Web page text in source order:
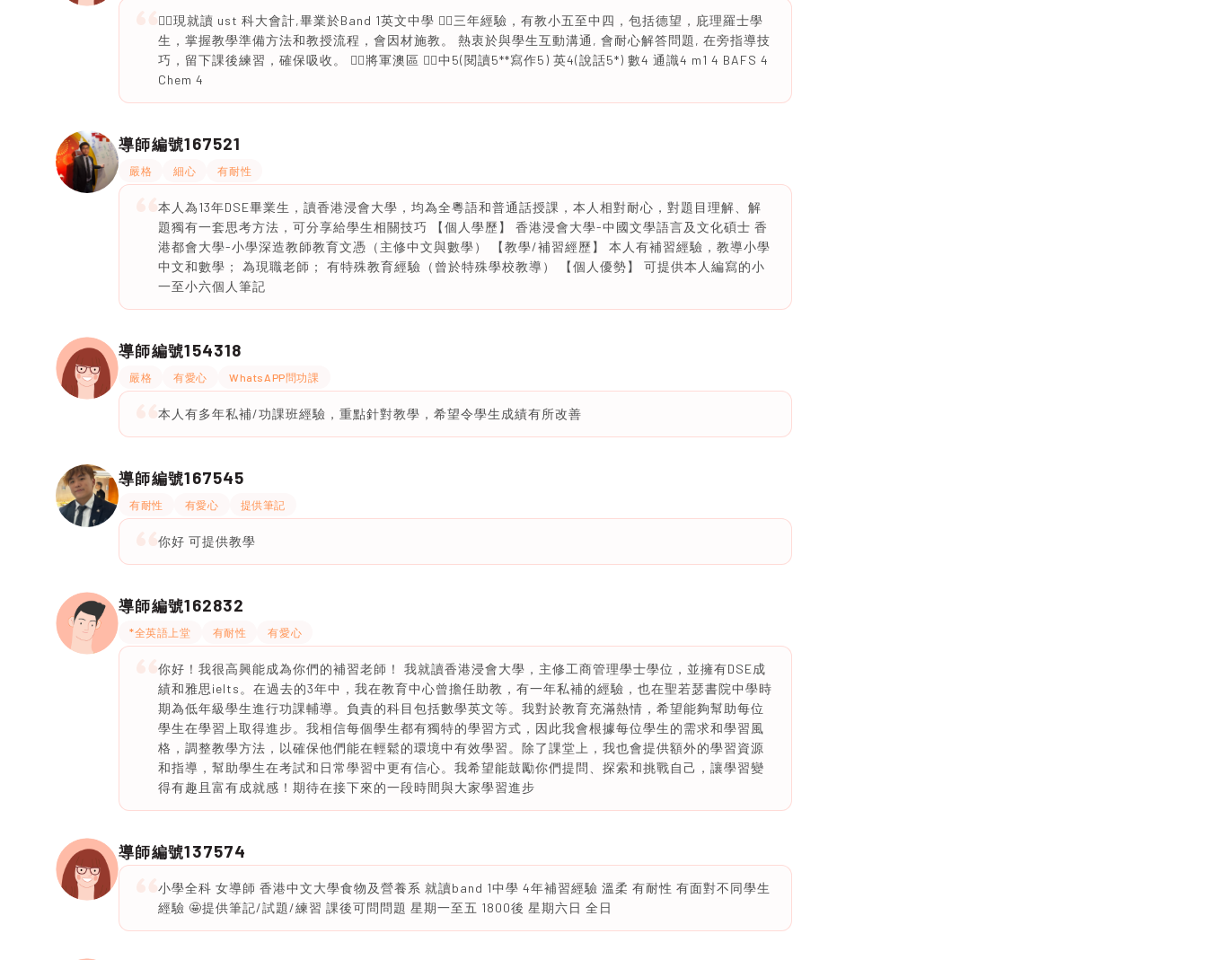
🙆‍♀️現就讀 ust 科大會計,畢業於Band 1英文中學 🙆‍♀️三年經驗，有教小五至中四，包括德望，庇理羅士學
生，掌握教學準備方法和教授流程，會因材施教。 熱衷於與學生互動溝通, 會耐心解答問題, 在旁指導技
巧，留下課後練習，確保吸收。 🙆‍♀️將軍澳區 🙆‍♀️中5(閱讀5**寫作5) 英4(說話5*) 數4 通識4 m1 4 BAFS 4
Chem 4
導師編號167521
嚴格 細心 有耐性
本人為13年DSE畢業生，讀香港浸會大學，均為全粵語和普通話授課，本人相對耐心，對題目理解、解
題獨有一套思考方法，可分享給學生相關技巧 【個人學歷】 香港浸會大學-中國文學語言及文化碩士 香
港都會大學-小學深造教師教育文憑（主修中文與數學） 【教學/補習經歷】 本人有補習經驗，教導小學
中文和數學； 為現職老師； 有特殊教育經驗（曾於特殊學校教導） 【個人優勢】 可提供本人編寫的小
一至小六個人筆記
導師編號154318
嚴格 有愛心 WhatsAPP問功課
本人有多年私補/功課班經驗，重點針對教學，希望令學生成績有所改善
導師編號167545
有耐性 有愛心 提供筆記
你好 可提供教學
導師編號162832
*全英語上堂 有耐性 有愛心
你好！我很高興能成為你們的補習老師！ 我就讀香港浸會大學，主修工商管理學士學位，並擁有DSE成
績和雅思ielts。在過去的3年中，我在教育中心曾擔任助教，有一年私補的經驗，也在聖若瑟書院中學時
期為低年級學生進行功課輔導。負責的科目包括數學英文等。我對於教育充滿熱情，希望能夠幫助每位
學生在學習上取得進步。我相信每個學生都有獨特的學習方式，因此我會根據每位學生的需求和學習風
格，調整教學方法，以確保他們能在輕鬆的環境中有效學習。除了課堂上，我也會提供額外的學習資源
和指導，幫助學生在考試和日常學習中更有信心。我希望能鼓勵你們提問、探索和挑戰自己，讓學習變
得有趣且富有成就感！期待在接下來的一段時間與大家學習進步
導師編號137574
小學全科 女導師 香港中文大學食物及營養系 就讀band 1中學 4年補習經驗 溫柔 有耐性 有面對不同學生
經驗 🤩提供筆記/試題/練習 課後可問問題 星期一至五 1800後 星期六日 全日